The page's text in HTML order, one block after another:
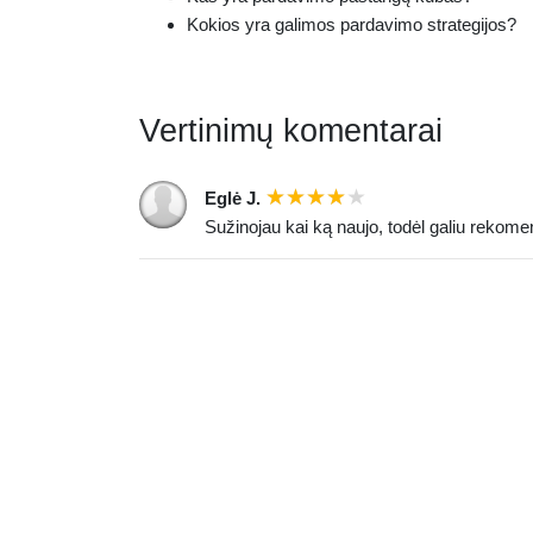
Kokios yra galimos pardavimo strategijos?
Vertinimų komentarai
Eglė J.
Sužinojau kai ką naujo, todėl galiu